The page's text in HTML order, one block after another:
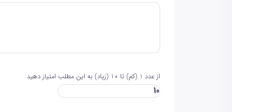
از عدد 1 (کم) تا 10 (زیاد) به این مطلب امتیاز دهید